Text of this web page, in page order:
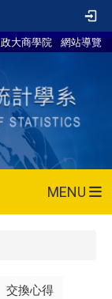
政大商學院 網站導覽
MENU
交換心得